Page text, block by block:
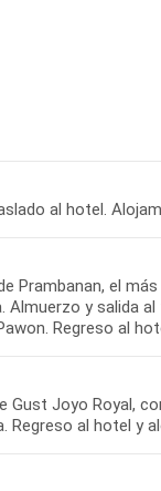
al hotel.
Prambanan, el
Almuerzo y salida
Regreso al
Gust Joyo Royal,
Regreso al hotel y